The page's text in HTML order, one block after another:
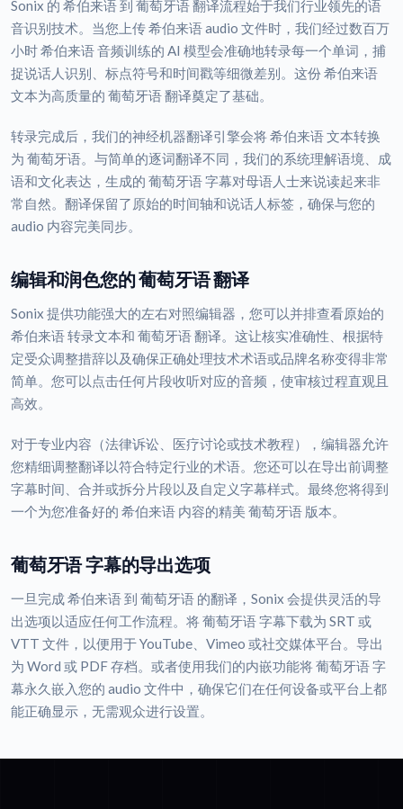
Sonix 的 希伯来语 到 葡萄牙语 翻译流程始于我们行业领先的语
音识别技术。当您上传 希伯来语 audio 文件时，我们经过数百万
小时 希伯来语 音频训练的 AI 模型会准确地转录每一个单词，捕
捉说话人识别、标点符号和时间戳等细微差别。这份 希伯来语
文本为高质量的 葡萄牙语 翻译奠定了基础。
转录完成后，我们的神经机器翻译引擎会将 希伯来语 文本转换
为 葡萄牙语。与简单的逐词翻译不同，我们的系统理解语境、成
语和文化表达，生成的 葡萄牙语 字幕对母语人士来说读起来非
常自然。翻译保留了原始的时间轴和说话人标签，确保与您的
audio 内容完美同步。
编辑和润色您的 葡萄牙语 翻译
Sonix 提供功能强大的左右对照编辑器，您可以并排查看原始的
希伯来语 转录文本和 葡萄牙语 翻译。这让核实准确性、根据特
定受众调整措辞以及确保正确处理技术术语或品牌名称变得非常
简单。您可以点击任何片段收听对应的音频，使审核过程直观且
高效。
对于专业内容（法律诉讼、医疗讨论或技术教程），编辑器允许
您精细调整翻译以符合特定行业的术语。您还可以在导出前调整
字幕时间、合并或拆分片段以及自定义字幕样式。最终您将得到
一个为您准备好的 希伯来语 内容的精美 葡萄牙语 版本。
葡萄牙语 字幕的导出选项
一旦完成 希伯来语 到 葡萄牙语 的翻译，Sonix 会提供灵活的导
出选项以适应任何工作流程。将 葡萄牙语 字幕下载为 SRT 或
VTT 文件，以便用于 YouTube、Vimeo 或社交媒体平台。导出
为 Word 或 PDF 存档。或者使用我们的内嵌功能将 葡萄牙语 字
幕永久嵌入您的 audio 文件中，确保它们在任何设备或平台上都
能正确显示，无需观众进行设置。